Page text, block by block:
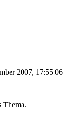
2007, 17:55:06
Thema.